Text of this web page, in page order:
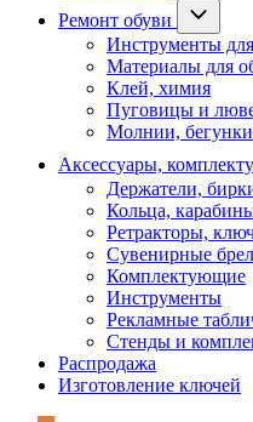
Ремонт обуви
Инструменты
Материалы для
Клей, химия
Пуговицы и
Молнии, бегунки
Аксессуары,
Держатели,
Кольца,
Ретракторы,
Сувенирные
Комплектующие
Инструменты
Рекламные
Стенды и
Распродажа
Изготовление ключей